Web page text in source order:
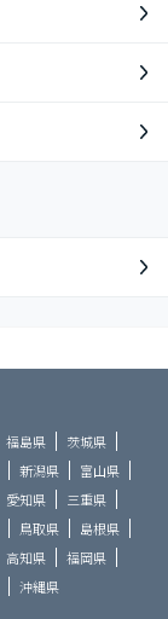
福島県
茨城県
新潟県
富山県
愛知県
三重県
鳥取県
島根県
高知県
福岡県
沖縄県